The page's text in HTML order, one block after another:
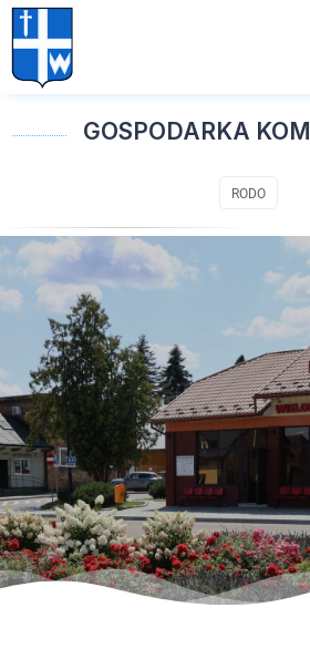
GOSPODARKA
RODO